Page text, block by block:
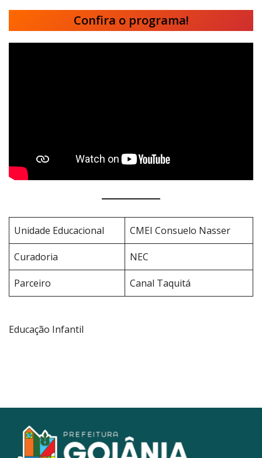
Confira o programa!
Unidade Educacional CMEI Consuelo Nasser
Curadoria NEC
Parceiro Canal Taquitá
Educação Infantil